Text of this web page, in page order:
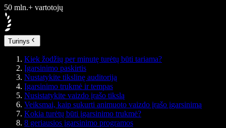
50 mln.+ vartotojų
Turinys
Kiek žodžių per minutę turėtų būti tariama?
Įgarsinimo paskirtis
Nustatykite tikslinę auditoriją
Įgarsinimo trukmė ir tempas
Nusistatykite vaizdo įrašo tikslą
Veiksmai, kaip sukurti animuoto vaizdo įrašo įgarsinimą
Kokia turėtų būti įgarsinimo trukmė?
8 geriausios įgarsinimo programos